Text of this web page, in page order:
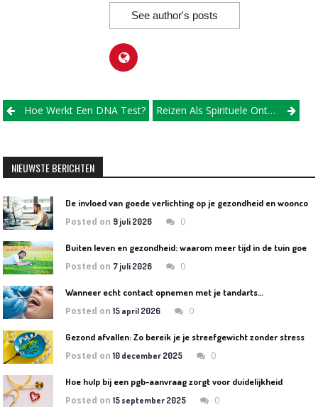
See author's posts
PostHoe Werkt Een DNA Test? Reizen Als Spirituele Ontwikkeling
NIEUWSTE BERICHTEN
Posted on 9 juli 2026 0
Posted on 7 juli 2026 0
Wanneer echt contact opnemen met je tandarts…
Posted on15 april 2026 0
Gezond afvallen: Zo bereik je je streefgewicht zonder stress
Posted on10 december 2025 0
Hoe hulp bij een pgb-aanvraag zorgt voor duidelijkheid
Posted on15 september 2025 0